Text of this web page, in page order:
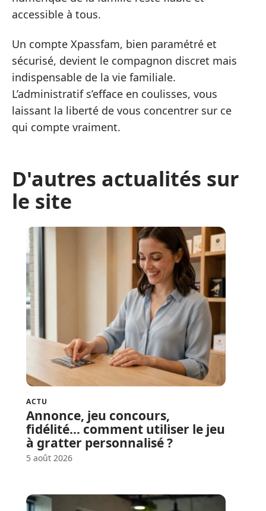
accessible à tous.
Un compte Xpassfam, bien paramétré et
sécurisé, devient le compagnon discret mais
indispensable de la vie familiale.
L’administratif s’efface en coulisses, vous
laissant la liberté de vous concentrer sur ce
qui compte vraiment.
D'autres actualités sur
le site
ACTU
Annonce, jeu concours,
fidélité… comment utiliser le jeu
à gratter personnalisé ?
5 août 2026